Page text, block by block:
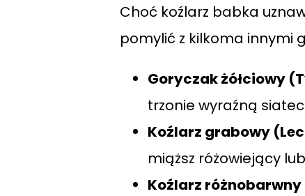
Choć koźlarz babka
pomylić z kilkoma innymi
Goryczak żółciowy
trzonie wyraźną
Koźlarz grabowy
miąższ różowiejący
Koźlarz